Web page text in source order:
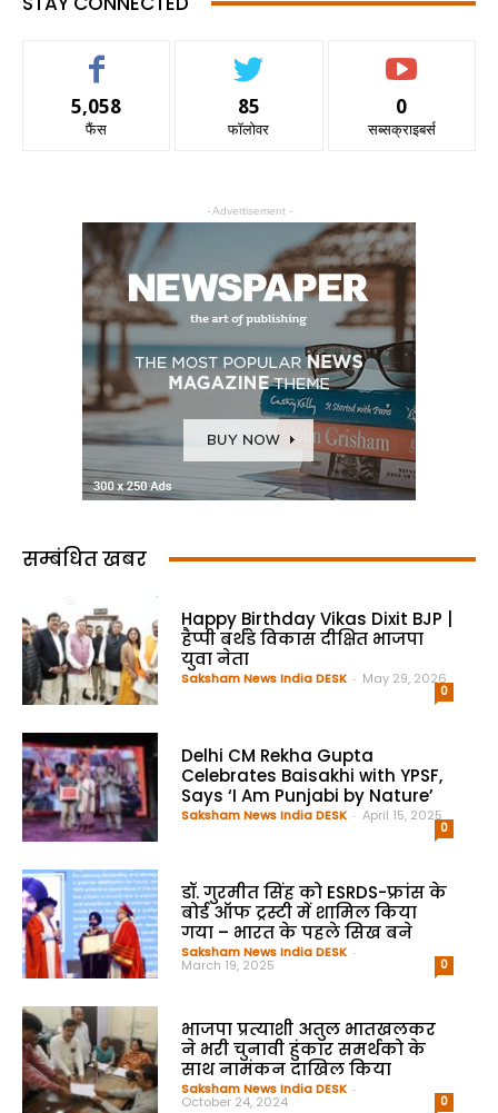
5,058
फैंस
85
फॉलोवर
0
सब्सक्राइबर्स
- Advertisement -
सम्बंधित खबर
Happy Birthday Vikas Dixit BJP |
हैप्पी बर्थडे विकास दीक्षित भाजपा
युवा नेता
Saksham News India DESK - May 29, 2026
0
Delhi CM Rekha Gupta
Celebrates Baisakhi with YPSF,
Says ‘I Am Punjabi by Nature’
Saksham News India DESK - April 15, 2025
0
डॉ. गुरमीत सिंह को ESRDS-फ्रांस के
बोर्ड ऑफ ट्रस्टी में शामिल किया
गया – भारत के पहले सिख बने
Saksham News India DESK -
March 19, 2025 0
भाजपा प्रत्याशी अतुल भातखलकर
ने भरी चुनावी हुंकार समर्थको के
साथ नामंकन दाखिल किया
Saksham News India DESK -
October 24, 2024 0